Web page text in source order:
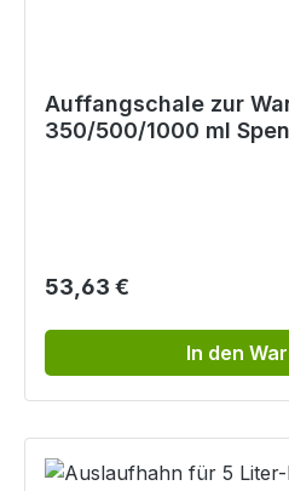
Auffangschale zur
350/500/1000 ml
Regulärer Preis:
53,63 €
In den